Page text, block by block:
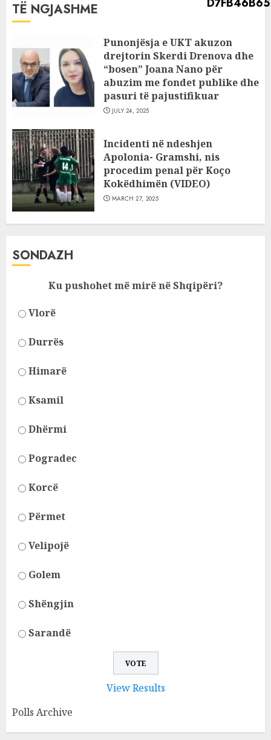
TË NGJASHME
Punonjësja e UKT akuzon
drejtorin Skerdi Drenova dhe
“bosen” Joana Nano për
abuzim me fondet publike dhe
pasuri të pajustifikuar
JULY 24, 2025
Incidenti në ndeshjen
Apolonia- Gramshi, nis
procedim penal për Koço
Kokëdhimën (VIDEO)
MARCH 27, 2025
SONDAZH
Ku pushohet më mirë në Shqipëri?
Vlorë
Durrës
Himarë
Ksamil
Dhërmi
Pogradec
Korcë
Përmet
Velipojë
Golem
Shëngjin
Sarandë
View Results
Polls Archive